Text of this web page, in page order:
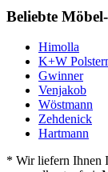
Beliebte
Himolla
K+W
Gwinner
Venjakob
Wöstmann
Zehdenick
Hartmann
* Wir liefern Ihnen